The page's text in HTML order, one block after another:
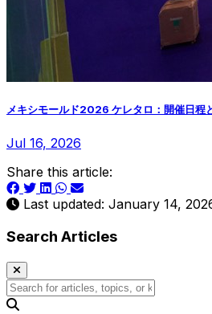
メキシモールド2026 ケレタロ：開催日程
Jul 16, 2026
Share this article:
Last updated: January 14,
Search Articles